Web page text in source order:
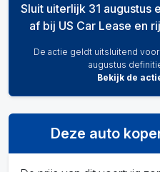
Sluit uiterlijk 31 augustus
af bij US Car Lease en
De actie geldt uitsluitend
augustus
Bekijk de
Deze auto